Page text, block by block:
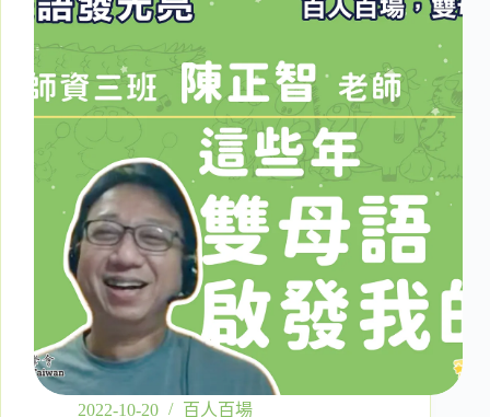
幼
園
長
了
對
2022-10-20 百人百場